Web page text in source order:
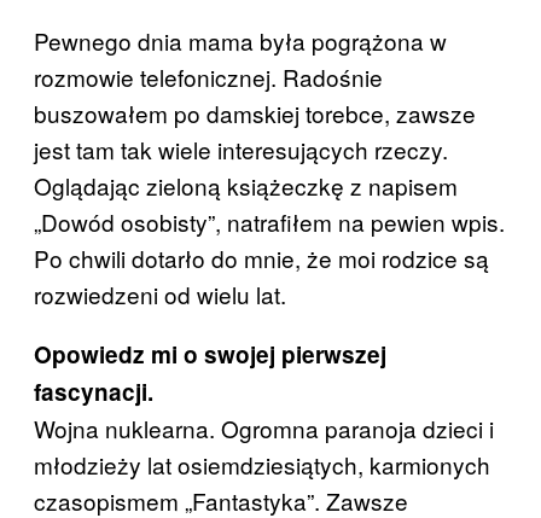
Pewnego dnia mama była pogrążona w
rozmowie telefonicznej. Radośnie
buszowałem po damskiej torebce, zawsze
jest tam tak wiele interesujących rzeczy.
Oglądając zieloną książeczkę z napisem
„Dowód osobisty”, natrafiłem na pewien wpis.
Po chwili dotarło do mnie, że moi rodzice są
rozwiedzeni od wielu lat.
Opowiedz mi o swojej pierwszej
fascynacji.
Wojna nuklearna. Ogromna paranoja dzieci i
młodzieży lat osiemdziesiątych, karmionych
czasopismem „Fantastyka”. Zawsze